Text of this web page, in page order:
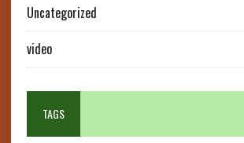
Uncategorized
video
TAGS